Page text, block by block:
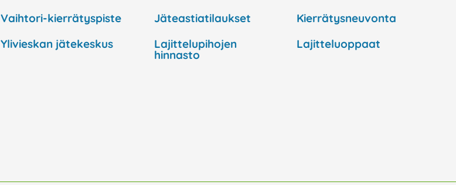
Vaihtori-kierrätyspiste
Ylivieskan jätekeskus
Jäteastiatilaukset
Lajittelupihojen
hinnasto
Kierrätysneuvonta
Lajitteluoppaat